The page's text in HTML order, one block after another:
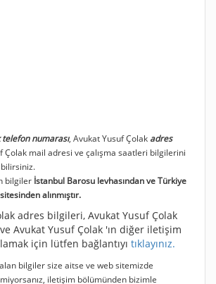
numarası, Avukat Yusuf Çolak adres
Çolak mail adresi ve çalışma saatleri bilgilerini
bilgiler İstanbul Barosu levhasından ve Türkiye
alınmıştır.
adres bilgileri, Avukat Yusuf Çolak
Avukat Yusuf Çolak 'ın diğer iletişim
için lütfen bağlantıyı tıklayınız.
bilgiler size aitse ve web sitemizde
iletişim bölümünden bizimle